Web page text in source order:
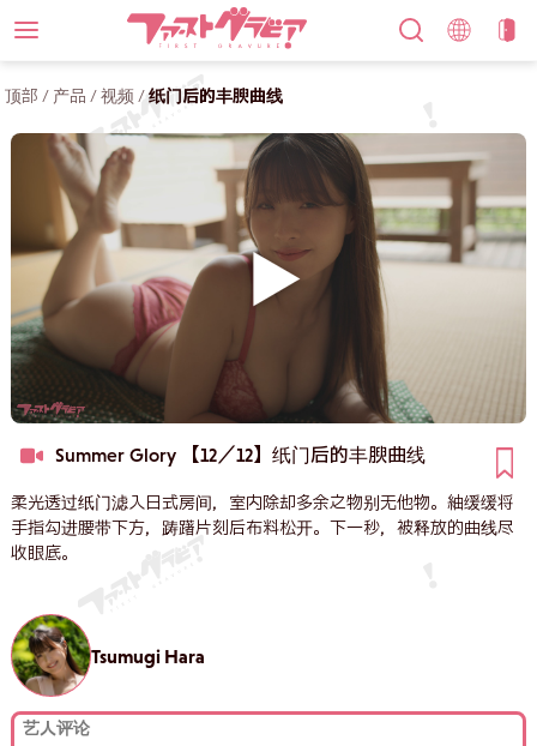
顶部 / 产品 /视频 /纸门后的丰腴曲线
Summer Glory 【12／12】 纸门后的丰腴曲线
柔光透过纸门滤入日式房间，室内除却多余之物别无他物。紬缓缓将
手指勾进腰带下方，踌躇片刻后布料松开。下一秒，被释放的曲线尽
收眼底。
Tsumugi Hara
艺人评论